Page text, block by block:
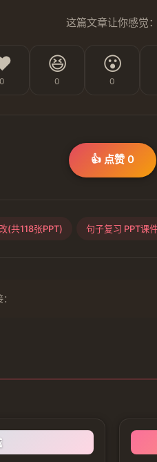
这篇文章让你感觉：
0
😆
0
😮
0
👍 点赞 0
(共118张PPT) 句子复习 PPT课